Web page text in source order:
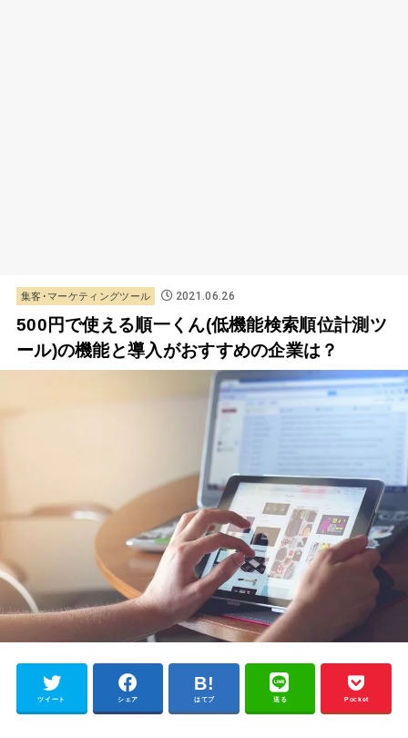
集客･マーケティングツール 2021.06.26
500円で使える順一くん(低機能検索順位計測ツ
ール)の機能と導入がおすすめの企業は？
ツイート シェア はてブ 送る Pocket